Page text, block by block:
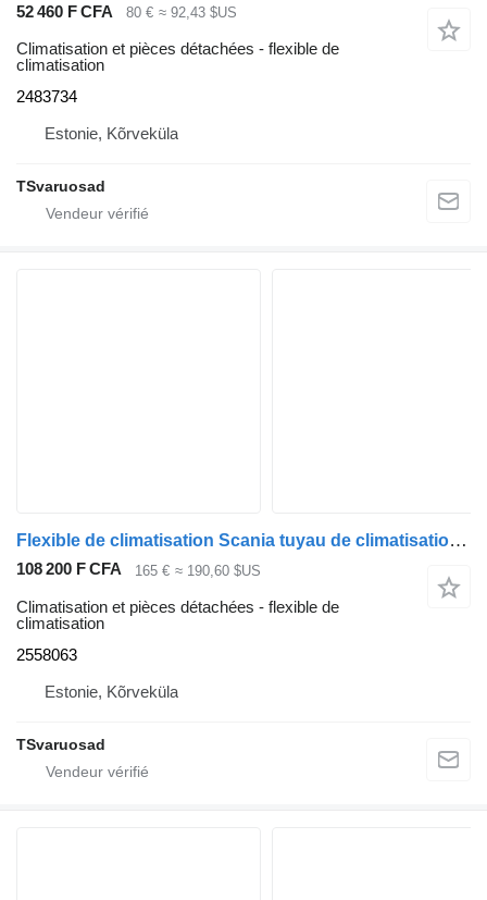
52 460 F CFA 80 € ≈ 92,43 $US
Climatisation et pièces détachées - flexible de
climatisation
2483734
Estonie, Kõrveküla
TSvaruosad
Flexible de climatisation Scania tuyau de climatisation 2558063 pour tracteur routier Scania R410
108 200 F CFA 165 € ≈ 190,60 $US
Climatisation et pièces détachées - flexible de
climatisation
2558063
Estonie, Kõrveküla
TSvaruosad